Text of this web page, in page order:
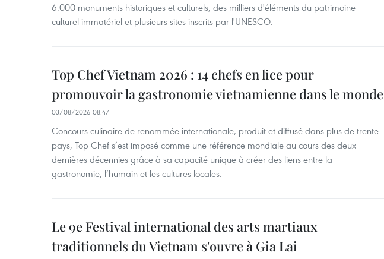
6.000 monuments historiques et culturels, des milliers d'éléments du patrimoine
culturel immatériel et plusieurs sites inscrits par l'UNESCO.
Top Chef Vietnam 2026 : 14 chefs en lice pour
promouvoir la gastronomie vietnamienne dans le monde
03/08/2026 08:47
Concours culinaire de renommée internationale, produit et diffusé dans plus de trente
pays, Top Chef s’est imposé comme une référence mondiale au cours des deux
dernières décennies grâce à sa capacité unique à créer des liens entre la
gastronomie, l’humain et les cultures locales.
Le 9e Festival international des arts martiaux
traditionnels du Vietnam s'ouvre à Gia Lai